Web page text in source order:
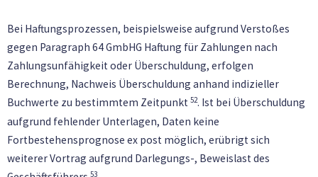
Bei Haftungsprozessen, beispielsweise aufgrund Verstoßes
gegen Paragraph 64 GmbHG Haftung für Zahlungen nach
Zahlungsunfähigkeit oder Überschuldung, erfolgen
Berechnung, Nachweis Überschuldung anhand indizieller
Buchwerte zu bestimmtem Zeitpunkt 52. Ist bei Überschuldung
aufgrund fehlender Unterlagen, Daten keine
Fortbestehensprognose ex post möglich, erübrigt sich
weiterer Vortrag aufgrund Darlegungs-, Beweislast des
53